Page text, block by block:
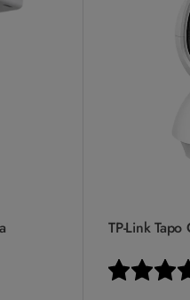
TP-Link
Arvio: